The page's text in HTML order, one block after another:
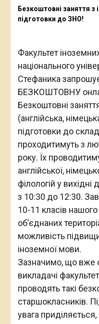
Безкоштовні заняття з
підготовки до ЗНО!
Факультет
національного
Стефаника
БЕЗКОШТОВНУ
Безкоштовні
(англійська,
підготовки до
проходитимуть з
року. Їх
англійської,
філологій у
з 10:30 до 12:30.
10-11 класів
об’єднаних
можливість
іноземної мови.
Зазначимо, що вже
викладачі
проводять такі
старшокласників.
увага